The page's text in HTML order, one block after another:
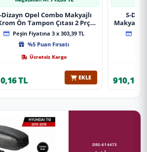
Dizayn Opel Combo Makyajlı
Ön Tampon Çıtası 2 Prç
2023 Üzeri A+ Kalite
Peşin Fiyatına 3 x 303,39 TL
%5 Puan Fırsatı
Ücretsiz Kargo
TL EKLE
S-
Makyajlı
2 Prç
910,16
DRS-614473